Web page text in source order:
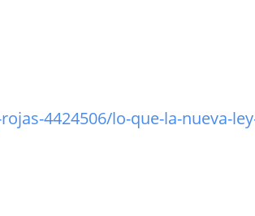
4424506/lo-que-la-nueva-